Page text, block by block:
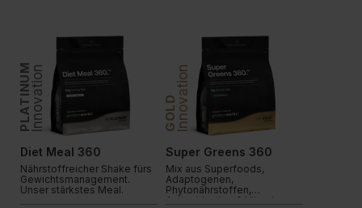
PLATINUMInnovation
Diet Meal 360
Nährstoffreicher Shake fürs
Gewichtsmanagement.
Unser stärkstes Meal.
GOLDInnovation
Super Greens 360
Mix aus Superfoods,
Adaptogenen,
Phytonährstoffen,
Antioxidantien & Vitaminen.